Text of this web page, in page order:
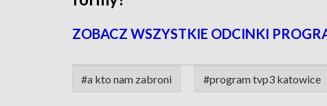
ZOBACZ WSZYSTKIE ODCINKI
#a kto nam zabroni #program tvp3 katowice